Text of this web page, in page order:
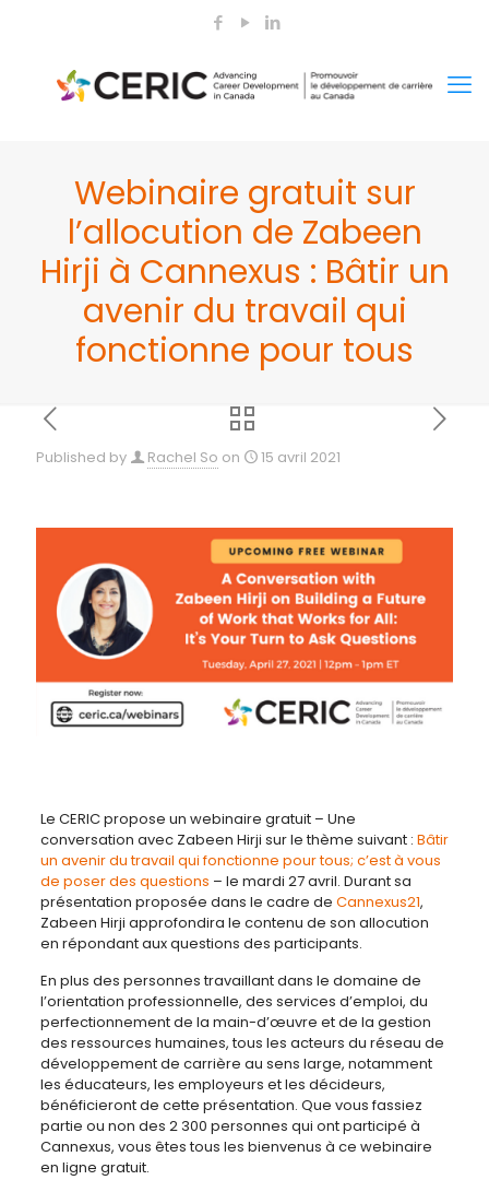
Webinaire gratuit sur
l’allocution de Zabeen
Hirji à Cannexus : Bâtir un
avenir du travail qui
fonctionne pour tous
Published by Rachel So on 15 avril 2021
Le CERIC propose un webinaire gratuit – Une
conversation avec Zabeen Hirji sur le thème suivant : Bâtir
un avenir du travail qui fonctionne pour tous; c’est à vous
de poser des questions – le mardi 27 avril. Durant sa
présentation proposée dans le cadre de Cannexus21,
Zabeen Hirji approfondira le contenu de son allocution
en répondant aux questions des participants.
En plus des personnes travaillant dans le domaine de
l’orientation professionnelle, des services d’emploi, du
perfectionnement de la main-d’œuvre et de la gestion
des ressources humaines, tous les acteurs du réseau de
développement de carrière au sens large, notamment
les éducateurs, les employeurs et les décideurs,
bénéficieront de cette présentation. Que vous fassiez
partie ou non des 2 300 personnes qui ont participé à
Cannexus, vous êtes tous les bienvenus à ce webinaire
en ligne gratuit.